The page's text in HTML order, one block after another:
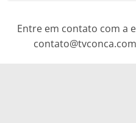
Entre em contato com a